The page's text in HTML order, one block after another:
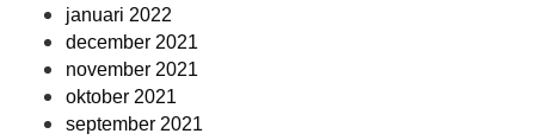
januari 2022
december 2021
november 2021
oktober 2021
september 2021